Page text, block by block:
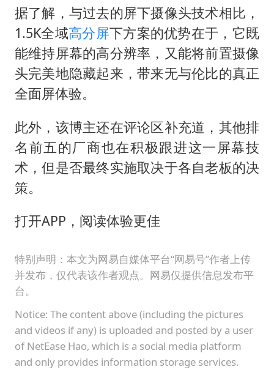
据了解，与过去的屏下摄像头技术相比，
1.5K全域高分屏下方案的优势在于，它既
能维持屏幕的高分辨率，又能将前置摄像
头完美地隐藏起来，带来无与伦比的真正
全面屏体验。
此外，该博主还在评论区补充道，其他排
名前五的厂商也在积极跟进这一屏幕技
术，但是否最终实施取决于各自老板的决
策。
打开APP，阅读体验更佳
特别声明：本文为网易自媒体平台“网易号”作者上传
并发布，仅代表该作者观点。网易仅提供信息发布平
台。
Notice: The content above (including the pictures
and videos if any) is uploaded and posted by a user
of NetEase Hao, which is a social media platform
and only provides information storage services.